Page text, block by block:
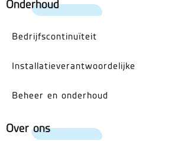
Onderhoud
Bedrijfscontinuïteit
Installatieverantwoordelijke
Beheer en onderhoud
Over ons